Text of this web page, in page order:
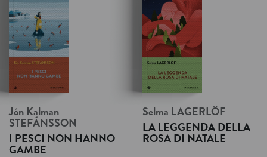
Jón Kalman
STEFÁNSSON
I PESCI NON HANNO
GAMBE
Selma LAGERLÖF
LA LEGGENDA DELLA
ROSA DI NATALE